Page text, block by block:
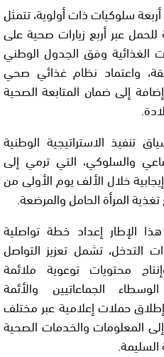
سلوكيات ذات أولوية، تتمثل
عبر أربع زيارات صحية على
الغذائية وفق الجدول الوطني
واعتماد نظام غذائي صحي
إلى ضمان المتابعة الصحية
تنفيذ الاستراتيجية الوطنية
والسلوكي، التي ترمي إلى
خلال الألف يوم الأولى من
المرأة الحامل والمرضعة.
الإطار إعداد خطة تواصلية
التدخل، تشمل تعزيز التواصل
محتويات توعوية ملائمة
الجماعاتيين والأئمة
حملات إعلامية عبر مختلف
المعلومات والخدمات الصحية